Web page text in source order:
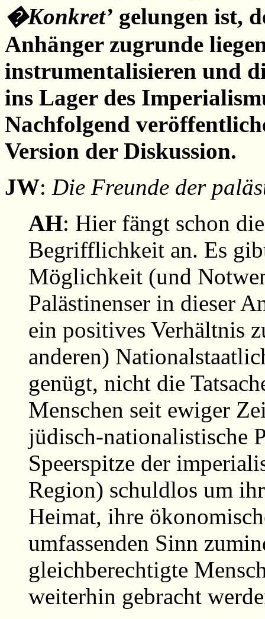
�Konkret’ gelungen ist,
Anhänger zugrunde
instrumentalisieren und
ins Lager des
Nachfolgend
Version der Diskussion.
JW: Die Freunde der
AH: Hier fängt schon
Begrifflichkeit an. Es
Möglichkeit (und
Palästinenser in dieser
ein positives Verhältnis
anderen)
genügt, nicht die
Menschen seit ewiger
jüdisch-nationalistische
Speerspitze der
Region) schuldlos um
Heimat, ihre
umfassenden Sinn
gleichberechtigte
weiterhin gebracht